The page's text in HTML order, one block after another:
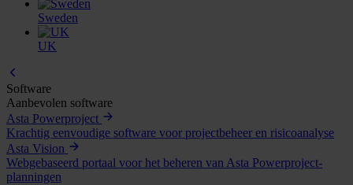
Sweden
UK
Software
Aanbevolen software
Asta Powerproject
Krachtig eenvoudige software voor projectbeheer en risicoanalyse
Asta Vision
Webgebaseerd portaal voor het beheren van Asta Powerproject-
planningen